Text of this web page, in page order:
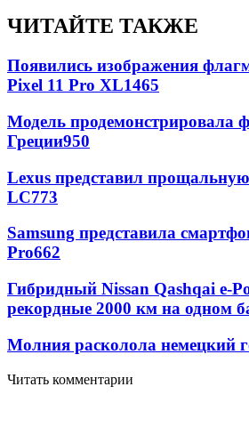
ЧИТАЙТЕ ТАКЖЕ
Появились изображения
Pixel 11 Pro XL1465
Модель продемонстрировала
Греции950
Lexus представил
LC773
Samsung представила
Pro662
Гибридный Nissan Qashqai e-
рекордные 2000 км на одном
Молния расколола немецкий
Читать комментарии